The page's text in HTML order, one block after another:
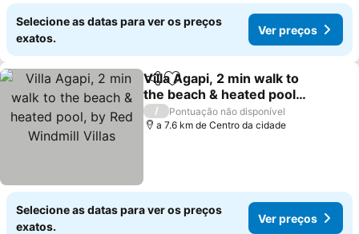
Selecione as datas para ver os preços
exatos.
Ver preços
PartilharAdicionar aos favoritos
Villa Agapi, 2 min walk to
the beach & heated pool,
by Red Windmill Villas
Ver preços
/
Pontuação não disponível
a 7.6 km de Centro da cidade
Selecione as datas para ver os preços
exatos.
Ver preços